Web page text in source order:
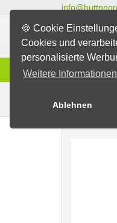
🍪 Cookie
Cookies und
personalisierte
Weitere Informationen
Ablehnen
Infos
Buttons